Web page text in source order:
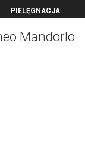
PIELĘGNACJA
Mandorlo